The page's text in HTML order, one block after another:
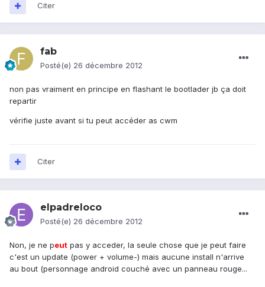
Citer
fab
Posté(e) 26 décembre 2012
non pas vraiment en principe en flashant le bootlader jb ça doit
repartir
vérifie juste avant si tu peut accéder as cwm
Citer
elpadreloco
Posté(e) 26 décembre 2012
Non, je ne peut pas y acceder, la seule chose que je peut faire
c'est un update (power + volume-) mais aucune install n'arrive
au bout (personnage android couché avec un panneau rouge...